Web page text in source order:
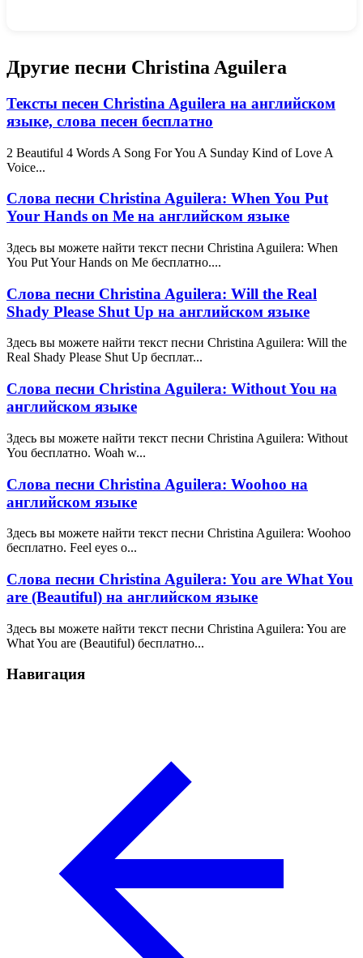
Другие песни Christina Aguilera
Тексты песен Christina Aguilera на английском
языке, слова песен бесплатно
2 Beautiful 4 Words A Song For You A Sunday Kind of Love A
Voice...
Слова песни Christina Aguilera: When You Put
Your Hands on Me на английском языке
Здесь вы можете найти текст песни Christina Aguilera: When
You Put Your Hands on Me бесплатно....
Слова песни Christina Aguilera: Will the Real
Shady Please Shut Up на английском языке
Здесь вы можете найти текст песни Christina Aguilera: Will the
Real Shady Please Shut Up бесплат...
Слова песни Christina Aguilera: Without You на
английском языке
Здесь вы можете найти текст песни Christina Aguilera: Without
You бесплатно. Woah w...
Слова песни Christina Aguilera: Woohoo на
английском языке
Здесь вы можете найти текст песни Christina Aguilera: Woohoo
бесплатно. Feel eyes o...
Слова песни Christina Aguilera: You are What You
are (Beautiful) на английском языке
Здесь вы можете найти текст песни Christina Aguilera: You are
What You are (Beautiful) бесплатно...
Навигация